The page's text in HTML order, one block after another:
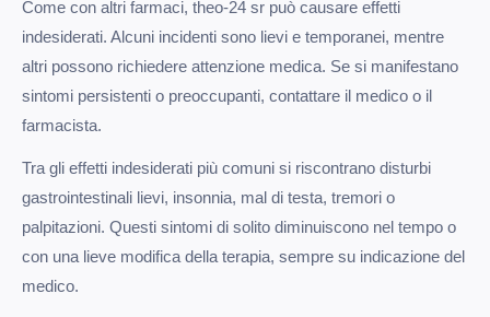
Come con altri farmaci, theo-24 sr può causare effetti
indesiderati. Alcuni incidenti sono lievi e temporanei, mentre
altri possono richiedere attenzione medica. Se si manifestano
sintomi persistenti o preoccupanti, contattare il medico o il
farmacista.
Tra gli effetti indesiderati più comuni si riscontrano disturbi
gastrointestinali lievi, insonnia, mal di testa, tremori o
palpitazioni. Questi sintomi di solito diminuiscono nel tempo o
con una lieve modifica della terapia, sempre su indicazione del
medico.